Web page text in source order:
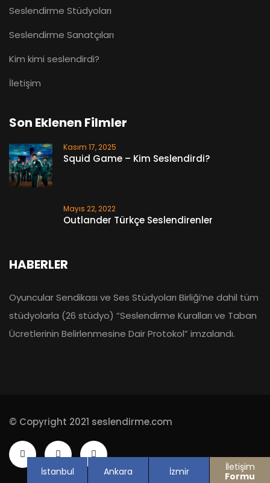
İstanbul Ankara İzmir
İletişim
Formu
Seslendirme Stüdyoları
Seslendirme Sanatçıları
Kim kimi seslendirdi?
İletişim
Son Eklenen Filmler
Kasım 17, 2025
Squid Game – Kim Seslendirdi?
Mayıs 22, 2022
Outlander Türkçe Seslendirenler
HABERLER
Oyuncular Sendikası ve Ses Stüdyoları Birliği’ne dahil tüm
stüdyolarla (26 stüdyo) “Seslendirme Kuralları ve Taban
Ücretlerinin Belirlenmesine Dair Protokol” imzalandı.
© Copyright 2021 seslendirme.com